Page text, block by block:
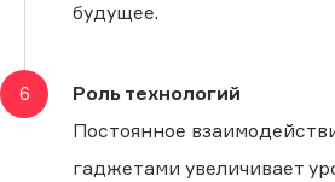
будущее.
6
Роль технологий
Постоянное
гаджетами увеличивает